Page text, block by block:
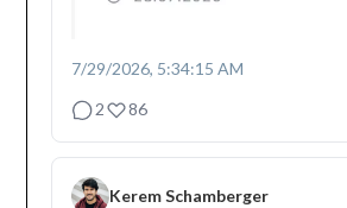
7/29/2026, 5:34:15 AM
2
86
Kerem Schamberger